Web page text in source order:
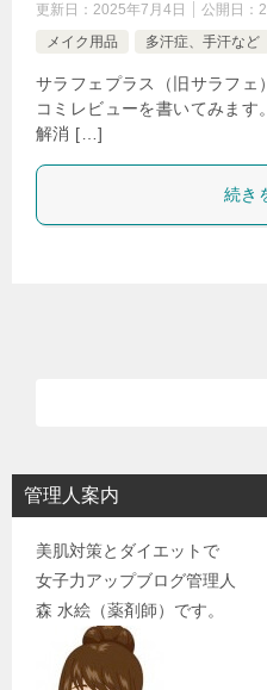
更新日： 2025年7月4日 公開日：
メイク用品
多汗症、手汗など
サラフェプラス（旧サラフェ
コミレビューを書いてみま
解消 […]
続き
管理人案内
美肌対策とダイエットで
女子力アップブログ管理人
森 水絵（薬剤師）です。